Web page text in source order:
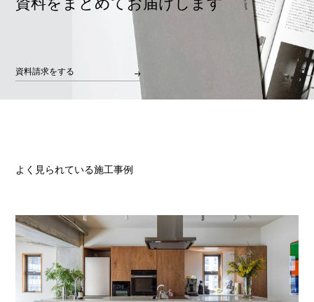
資料をまとめてお届けします
資料請求をする
よく見られている施工事例